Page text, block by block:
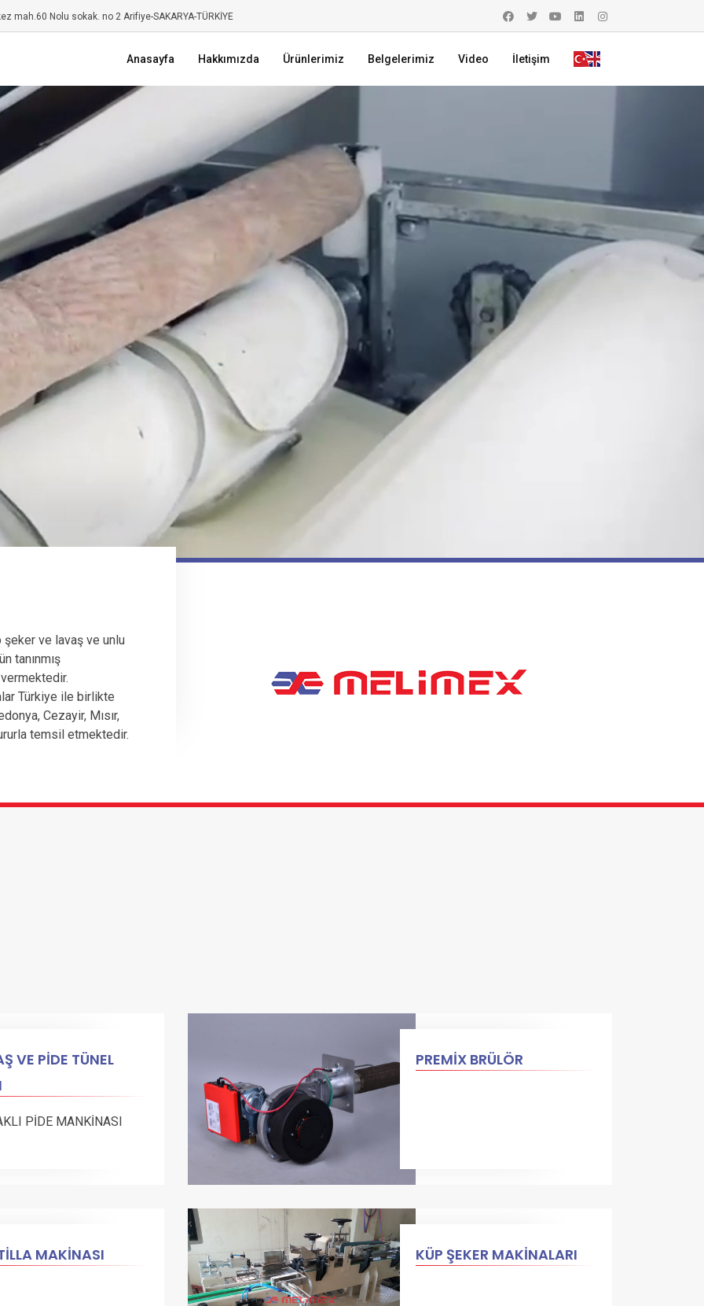
mah.60 Nolu sokak. no 2 Arifiye-SAKARYA-TÜRKİYE
Anasayfa Hakkımızda Ürünlerimiz Belgelerimiz Video İletişim
şeker ve lavaş ve unlu
tanınmış
Türkiye ile birlikte
Cezayir, Mısır,
temsil etmektedir.
VE PİDE TÜNEL
PİDE MANKİNASI
PREMİX BRÜLÖR
MAKİNASI KÜP ŞEKER MAKİNALARI